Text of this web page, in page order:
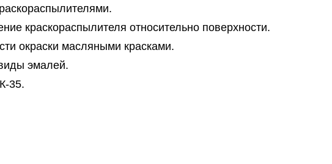
краскораспылителя относительно поверхности.
окраски масляными красками.
эмалей.
35.